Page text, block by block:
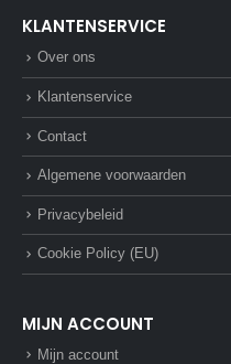
KLANTENSERVICE
Over ons
Klantenservice
Contact
Algemene voorwaarden
Privacybeleid
Cookie Policy (EU)
MIJN ACCOUNT
Mijn account